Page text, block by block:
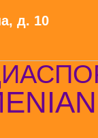
д. 10